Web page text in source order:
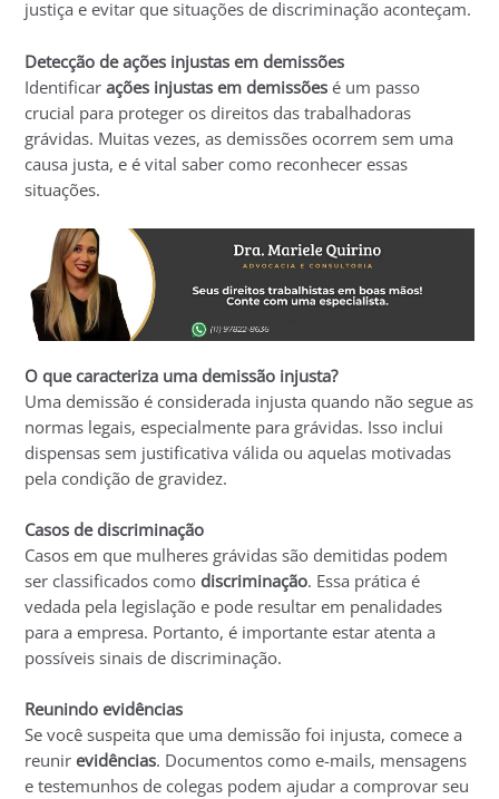
justiça e evitar que situações de discriminação aconteçam.
Detecção de ações injustas em demissões
Identificarações injustas em demissões é um passo
crucial para proteger os direitos das trabalhadoras
grávidas. Muitas vezes, as demissões ocorrem sem uma
causa justa, e é vital saber como reconhecer essas
situações.
O que caracteriza uma demissão injusta?
Uma demissão é considerada injusta quando não segue as
normas legais, especialmente para grávidas. Isso inclui
dispensas sem justificativa válida ou aquelas motivadas
pela condição de gravidez.
Casos de discriminação
Casos em que mulheres grávidas são demitidas podem
ser classificados comodiscriminação. Essa prática é
vedada pela legislação e pode resultar em penalidades
para a empresa. Portanto, é importante estar atenta a
possíveis sinais de discriminação.
Reunindo evidências
Se você suspeita que uma demissão foi injusta, comece a
reunirevidências. Documentos como e-mails, mensagens
e testemunhos de colegas podem ajudar a comprovar seu